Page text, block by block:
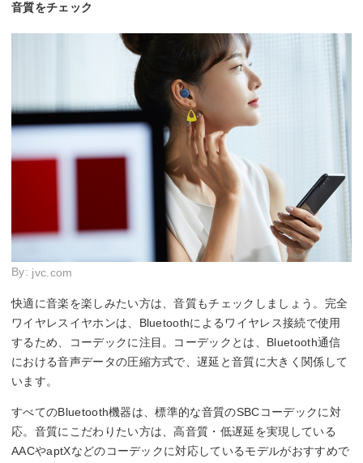
音質をチェック
By: jvc.com
快適に音楽を楽しみたい方は、音質もチェックしましょう。完全
ワイヤレスイヤホンは、Bluetoothによるワイヤレス接続で使用
するため、コーデックに注目。コーデックとは、Bluetooth通信
における音声データの圧縮方式で、遅延と音質に大きく関係して
います。
すべてのBluetooth機器は、標準的な音質のSBCコーデックに対
応。音質にこだわりたい方は、高音質・低遅延を実現している
AACやaptXなどのコーデックに対応しているモデルがおすすめで